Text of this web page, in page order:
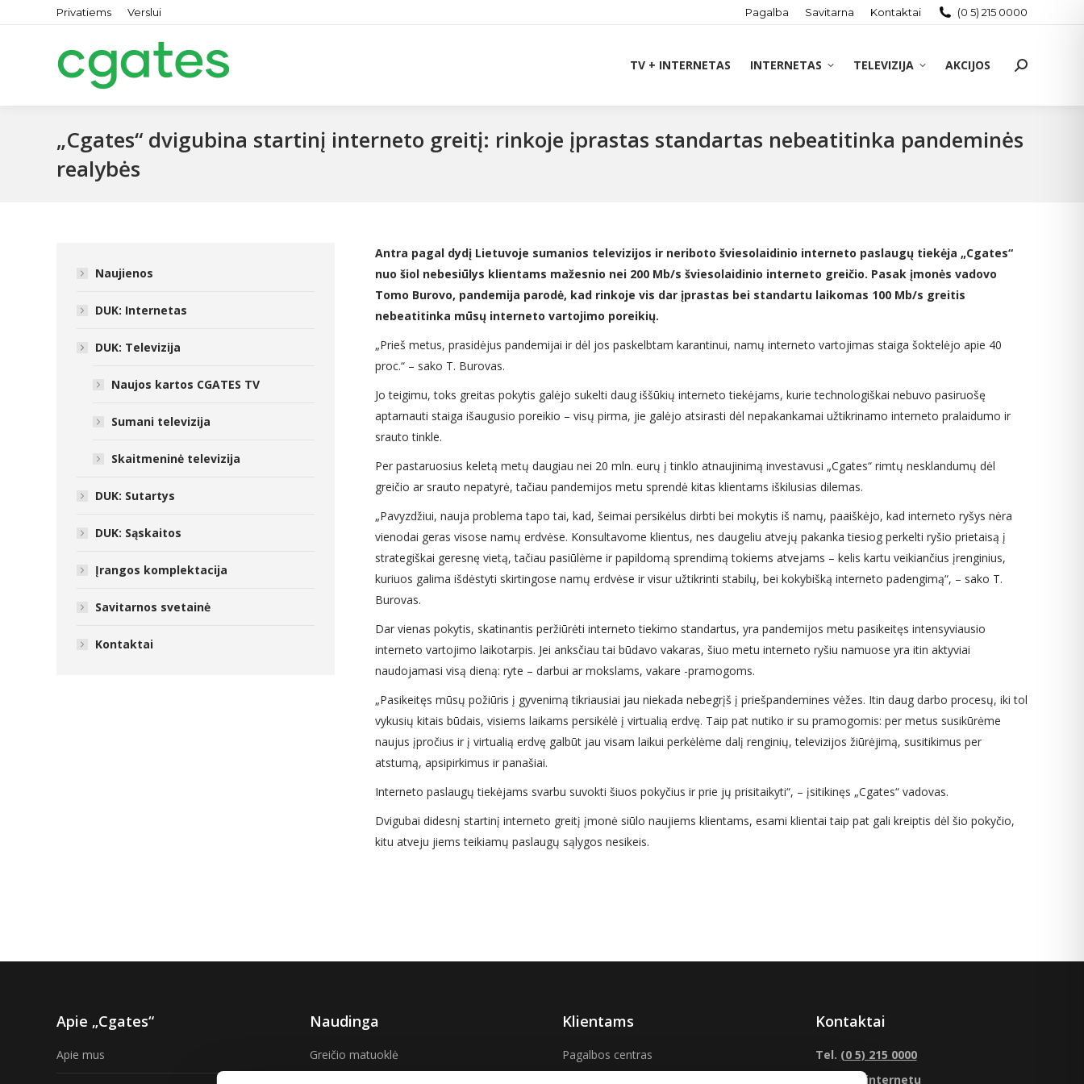
Privatiems Verslui Pagalba Savitarna Kontaktai (0 5) 215 0000
TV + INTERNETAS INTERNETAS TELEVIZIJA AKCIJOS Search:
„Cgates“ dvigubina startinį interneto greitį: rinkoje įprastas standartas nebeatitinka pandeminės
realybės
Antra pagal dydį Lietuvoje sumanios televizijos ir neriboto šviesolaidinio interneto paslaugų tiekėja „Cgates“
nuo šiol nebesiūlys klientams mažesnio nei 200 Mb/s šviesolaidinio interneto greičio. Pasak įmonės vadovo
Tomo Burovo, pandemija parodė, kad rinkoje vis dar įprastas bei standartu laikomas 100 Mb/s greitis
nebeatitinka mūsų interneto vartojimo poreikių.
„Prieš metus, prasidėjus pandemijai ir dėl jos paskelbtam karantinui, namų interneto vartojimas staiga šoktelėjo apie 40
proc.“ – sako T. Burovas.
Jo teigimu, toks greitas pokytis galėjo sukelti daug iššūkių interneto tiekėjams, kurie technologiškai nebuvo pasiruošę
aptarnauti staiga išaugusio poreikio – visų pirma, jie galėjo atsirasti dėl nepakankamai užtikrinamo interneto pralaidumo ir
srauto tinkle.
Per pastaruosius keletą metų daugiau nei 20 mln. eurų į tinklo atnaujinimą investavusi „Cgates“ rimtų nesklandumų dėl
greičio ar srauto nepatyrė, tačiau pandemijos metu sprendė kitas klientams iškilusias dilemas.
„Pavyzdžiui, nauja problema tapo tai, kad, šeimai persikėlus dirbti bei mokytis iš namų, paaiškėjo, kad interneto ryšys nėra
vienodai geras visose namų erdvėse. Konsultavome klientus, nes daugeliu atvejų pakanka tiesiog perkelti ryšio prietaisą į
strategiškai geresnę vietą, tačiau pasiūlėme ir papildomą sprendimą tokiems atvejams – kelis kartu veikiančius įrenginius,
kuriuos galima išdėstyti skirtingose namų erdvėse ir visur užtikrinti stabilų, bei kokybišką interneto padengimą“, – sako T.
Burovas.
Dar vienas pokytis, skatinantis peržiūrėti interneto tiekimo standartus, yra pandemijos metu pasikeitęs intensyviausio
interneto vartojimo laikotarpis. Jei anksčiau tai būdavo vakaras, šiuo metu interneto ryšiu namuose yra itin aktyviai
naudojamasi visą dieną: ryte – darbui ar mokslams, vakare -pramogoms.
„Pasikeitęs mūsų požiūris į gyvenimą tikriausiai jau niekada nebegrįš į priešpandemines vėžes. Itin daug darbo procesų, iki tol
vykusių kitais būdais, visiems laikams persikėlė į virtualią erdvę. Taip pat nutiko ir su pramogomis: per metus susikūrėme
naujus įpročius ir į virtualią erdvę galbūt jau visam laikui perkėlėme dalį renginių, televizijos žiūrėjimą, susitikimus per
atstumą, apsipirkimus ir panašiai.
Interneto paslaugų tiekėjams svarbu suvokti šiuos pokyčius ir prie jų prisitaikyti“, – įsitikinęs „Cgates“ vadovas.
Dvigubai didesnį startinį interneto greitį įmonė siūlo naujiems klientams, esami klientai taip pat gali kreiptis dėl šio pokyčio,
kitu atveju jiems teikiamų paslaugų sąlygos nesikeis.
Naujienos
DUK: Internetas
DUK: Televizija
Naujos kartos CGATES TV
Sumani televizija
Skaitmeninė televizija
DUK: Sutartys
DUK: Sąskaitos
Įrangos komplektacija
Savitarnos svetainė
Kontaktai
Apie „Cgates“
Apie mus
Naudinga
Greičio matuoklė
Klientams
Pagalbos centras
Kontaktai
Tel. (0 5) 215 0000
internetu